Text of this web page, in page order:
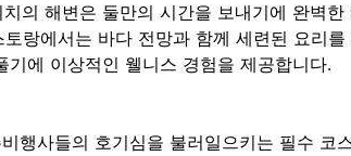
치의 해변은 둘만의 시간을 보내기에 완벽
랑에서는 바다 전망과 함께 세련된 요리를
에 이상적인 웰니스 경험을 제공합니다.
행사들의 호기심을 불러일으키는 필수 코